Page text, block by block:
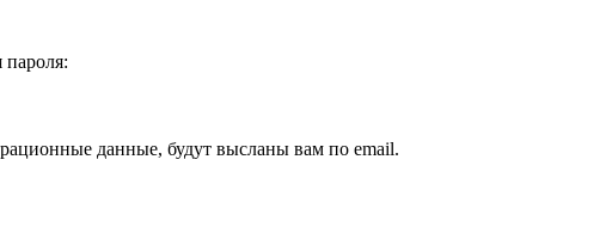
данные, будут высланы вам по email.